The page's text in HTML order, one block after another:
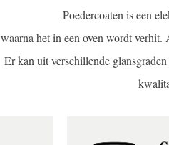
Poedercoaten is een
waarna het in een oven wordt
Er kan uit verschillende